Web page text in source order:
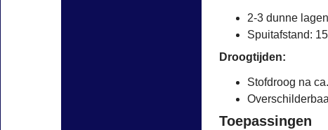
2-3 dunne
Spuitafstand:
Droogtijden:
Stofdroog na
Toepassingen